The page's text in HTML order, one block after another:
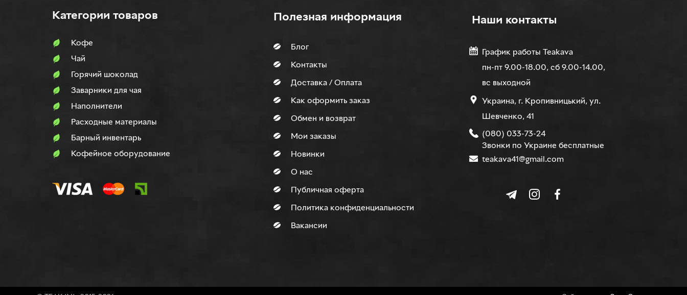
Категории товаров
Кофе
Чай
Горячий шоколад
Заварники для чая
Наполнители
Расходные материалы
Барный инвентарь
Кофейное оборудование
Полезная информация
Блог
Контакты
Доставка / Оплата
Как оформить заказ
Обмен и возврат
Мои заказы
Новинки
О нас
Публичная оферта
Политика конфиденциальности
Вакансии
Наши контакты
График работы Teakava
пн-пт 9.00-18.00, сб 9.00-14.00,
вс выходной
Украина, г. Кропивницький, ул.
Шевченко, 41
(080) 033-73-24
Звонки по Украине бесплатные
teakava41@gmail.com